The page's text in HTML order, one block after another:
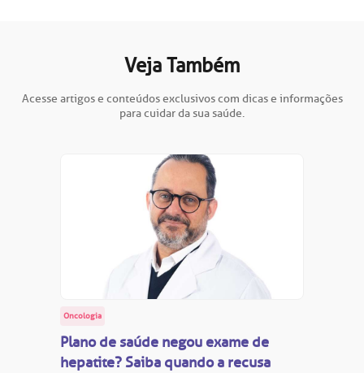
Veja Também
Acesse artigos e conteúdos exclusivos com dicas e informações
para cuidar da sua saúde.
Oncologia
Plano de saúde negou exame de
hepatite? Saiba quando a recusa